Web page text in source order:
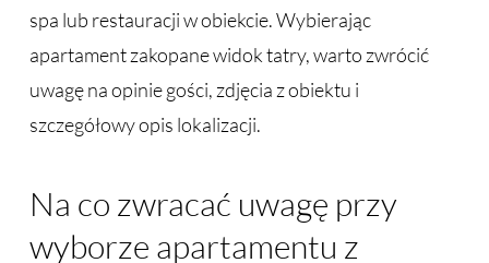
spa lub restauracji w obiekcie. Wybierając
apartament zakopane widok tatry, warto zwrócić
uwagę na opinie gości, zdjęcia z obiektu i
szczegółowy opis lokalizacji.
Na co zwracać uwagę przy
wyborze apartamentu z